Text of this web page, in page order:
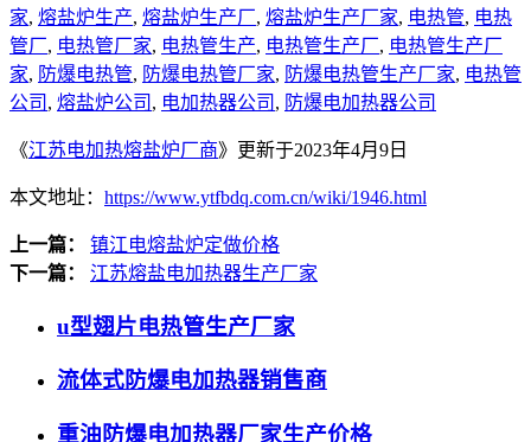
家, 熔盐炉生产, 熔盐炉生产厂, 熔盐炉生产厂家, 电热管, 电热
管厂, 电热管厂家, 电热管生产, 电热管生产厂, 电热管生产厂
家, 防爆电热管, 防爆电热管厂家, 防爆电热管生产厂家, 电热管
公司 , 熔盐炉公司 , 电加热器公司 , 防爆电加热器公司
《江苏电加热熔盐炉厂商》更新于2023年4月9日
本文地址： https://www.ytfbdq.com.cn/wiki/1946.html
上一篇：
镇江电熔盐炉定做价格
下一篇：
江苏熔盐电加热器生产厂家
u型翅片电热管生产厂家
流体式防爆电加热器销售商
重油防爆电加热器厂家生产价格